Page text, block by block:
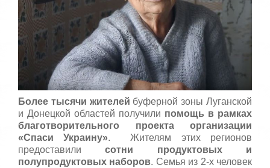
5
/
5
а
,
о
ц
т
еБолее тысячи жителей буферной зоны Луганской
и Донецкой областей получили помощь в рамках
благотворительного проекта организации
«Спаси Украину». Жителям этих регионов
предоставилисотни продуктовых и
полупродуктовых наборов. Семья из 2-х человек